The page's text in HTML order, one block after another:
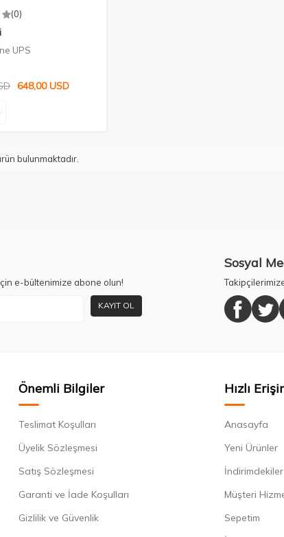
(0)
UPS
648,00USD
bulunmaktadır.
e-bültenimize abone olun!
KAYIT OL
Sosyal
Önemli Bilgiler
Teslimat Koşulları
Üyelik Sözleşmesi
Satış Sözleşmesi
Garanti ve İade Koşulları
Gizlilik ve Güvenlik
Hızlı
Anasayfa
Yeni Ürünler
İndirimdekiler
Müşteri
Sepetim